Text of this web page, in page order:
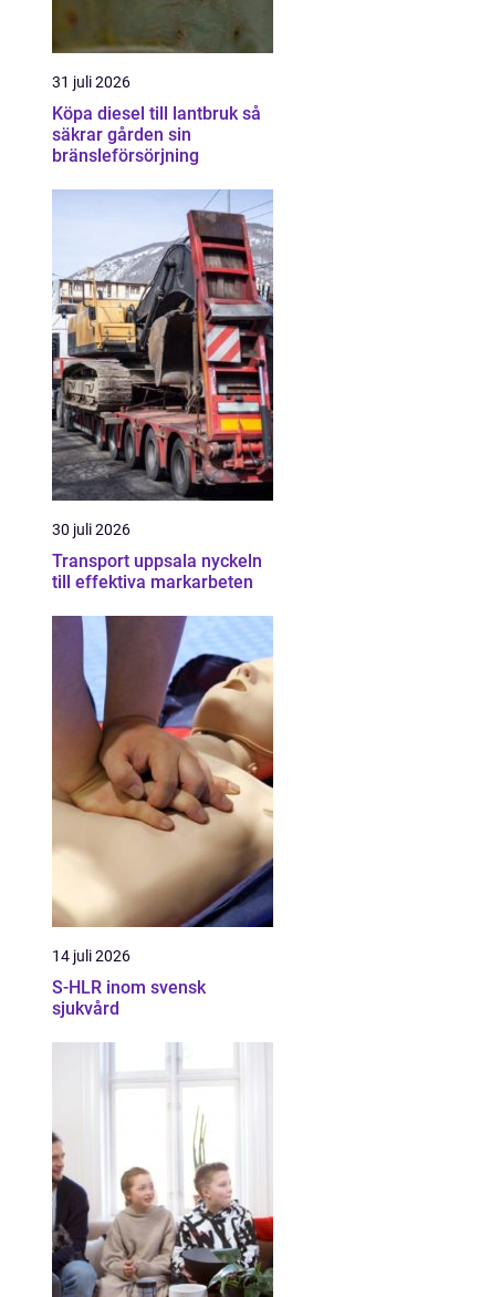
31 juli 2026
Köpa diesel till lantbruk så
säkrar gården sin
bränsleförsörjning
30 juli 2026
Transport uppsala nyckeln
till effektiva markarbeten
14 juli 2026
S-HLR inom svensk
sjukvård